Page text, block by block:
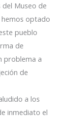
Museo de
hemos optado
pueblo
de
problema a
de
a los
inmediato el